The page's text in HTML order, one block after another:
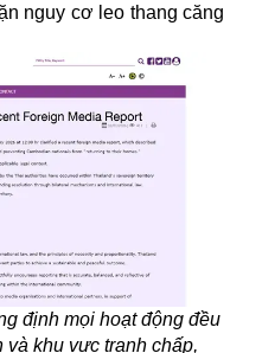
nguy cơ leo thang căng
định mọi hoạt động đều
và khu vực tranh chấp,